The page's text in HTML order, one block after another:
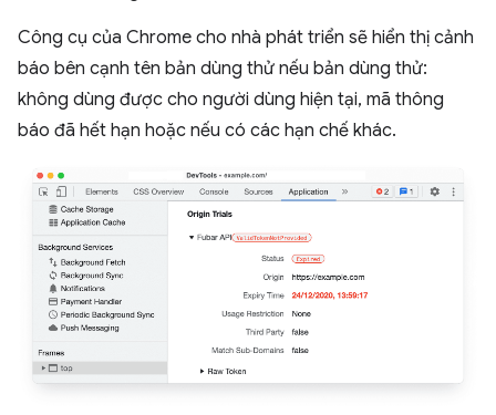
Công cụ của Chrome cho nhà phát triển sẽ hiển thị cảnh
báo bên cạnh tên bản dùng thử nếu bản dùng thử:
không dùng được cho người dùng hiện tại, mã thông
báo đã hết hạn hoặc nếu có các hạn chế khác.